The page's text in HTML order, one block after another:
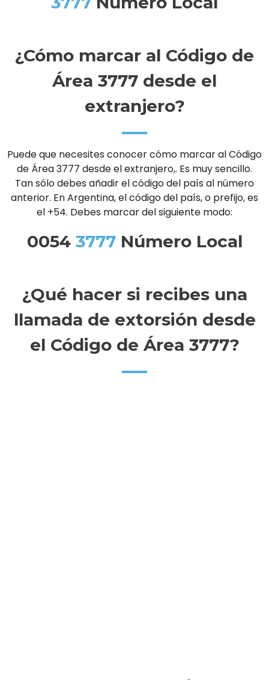
¿Cómo marcar al Código de
Área 3777 desde el
extranjero?
Puede que necesites conocer cómo marcar al Código
de Área 3777 desde el extranjero,. Es muy sencillo.
Tan sólo debes añadir el código del país al número
anterior. En Argentina, el código del país, o prefijo, es
el +54. Debes marcar del siguiente modo:
0054 3777Número Local
¿Qué hacer si recibes una
llamada de extorsión desde
el Código de Área 3777?